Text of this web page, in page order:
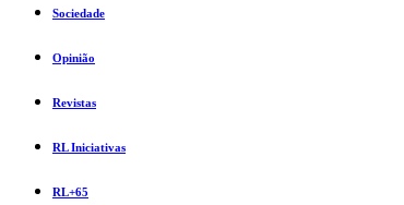
Sociedade
Opinião
Revistas
RL Iniciativas
RL+65